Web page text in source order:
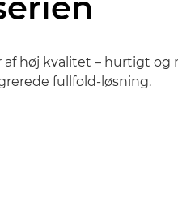
af høj kvalitet – hurtigt og
fullfold-løsning.